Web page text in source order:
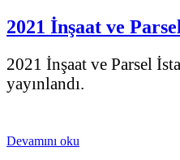
2021 İnşaat ve
2021 İnşaat ve Parsel
yayınlandı.
Devamını oku